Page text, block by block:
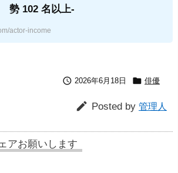
勢 102 名以上-
actor-income
 2026年6月18日  俳優
 Posted by 管理人
アお願いします